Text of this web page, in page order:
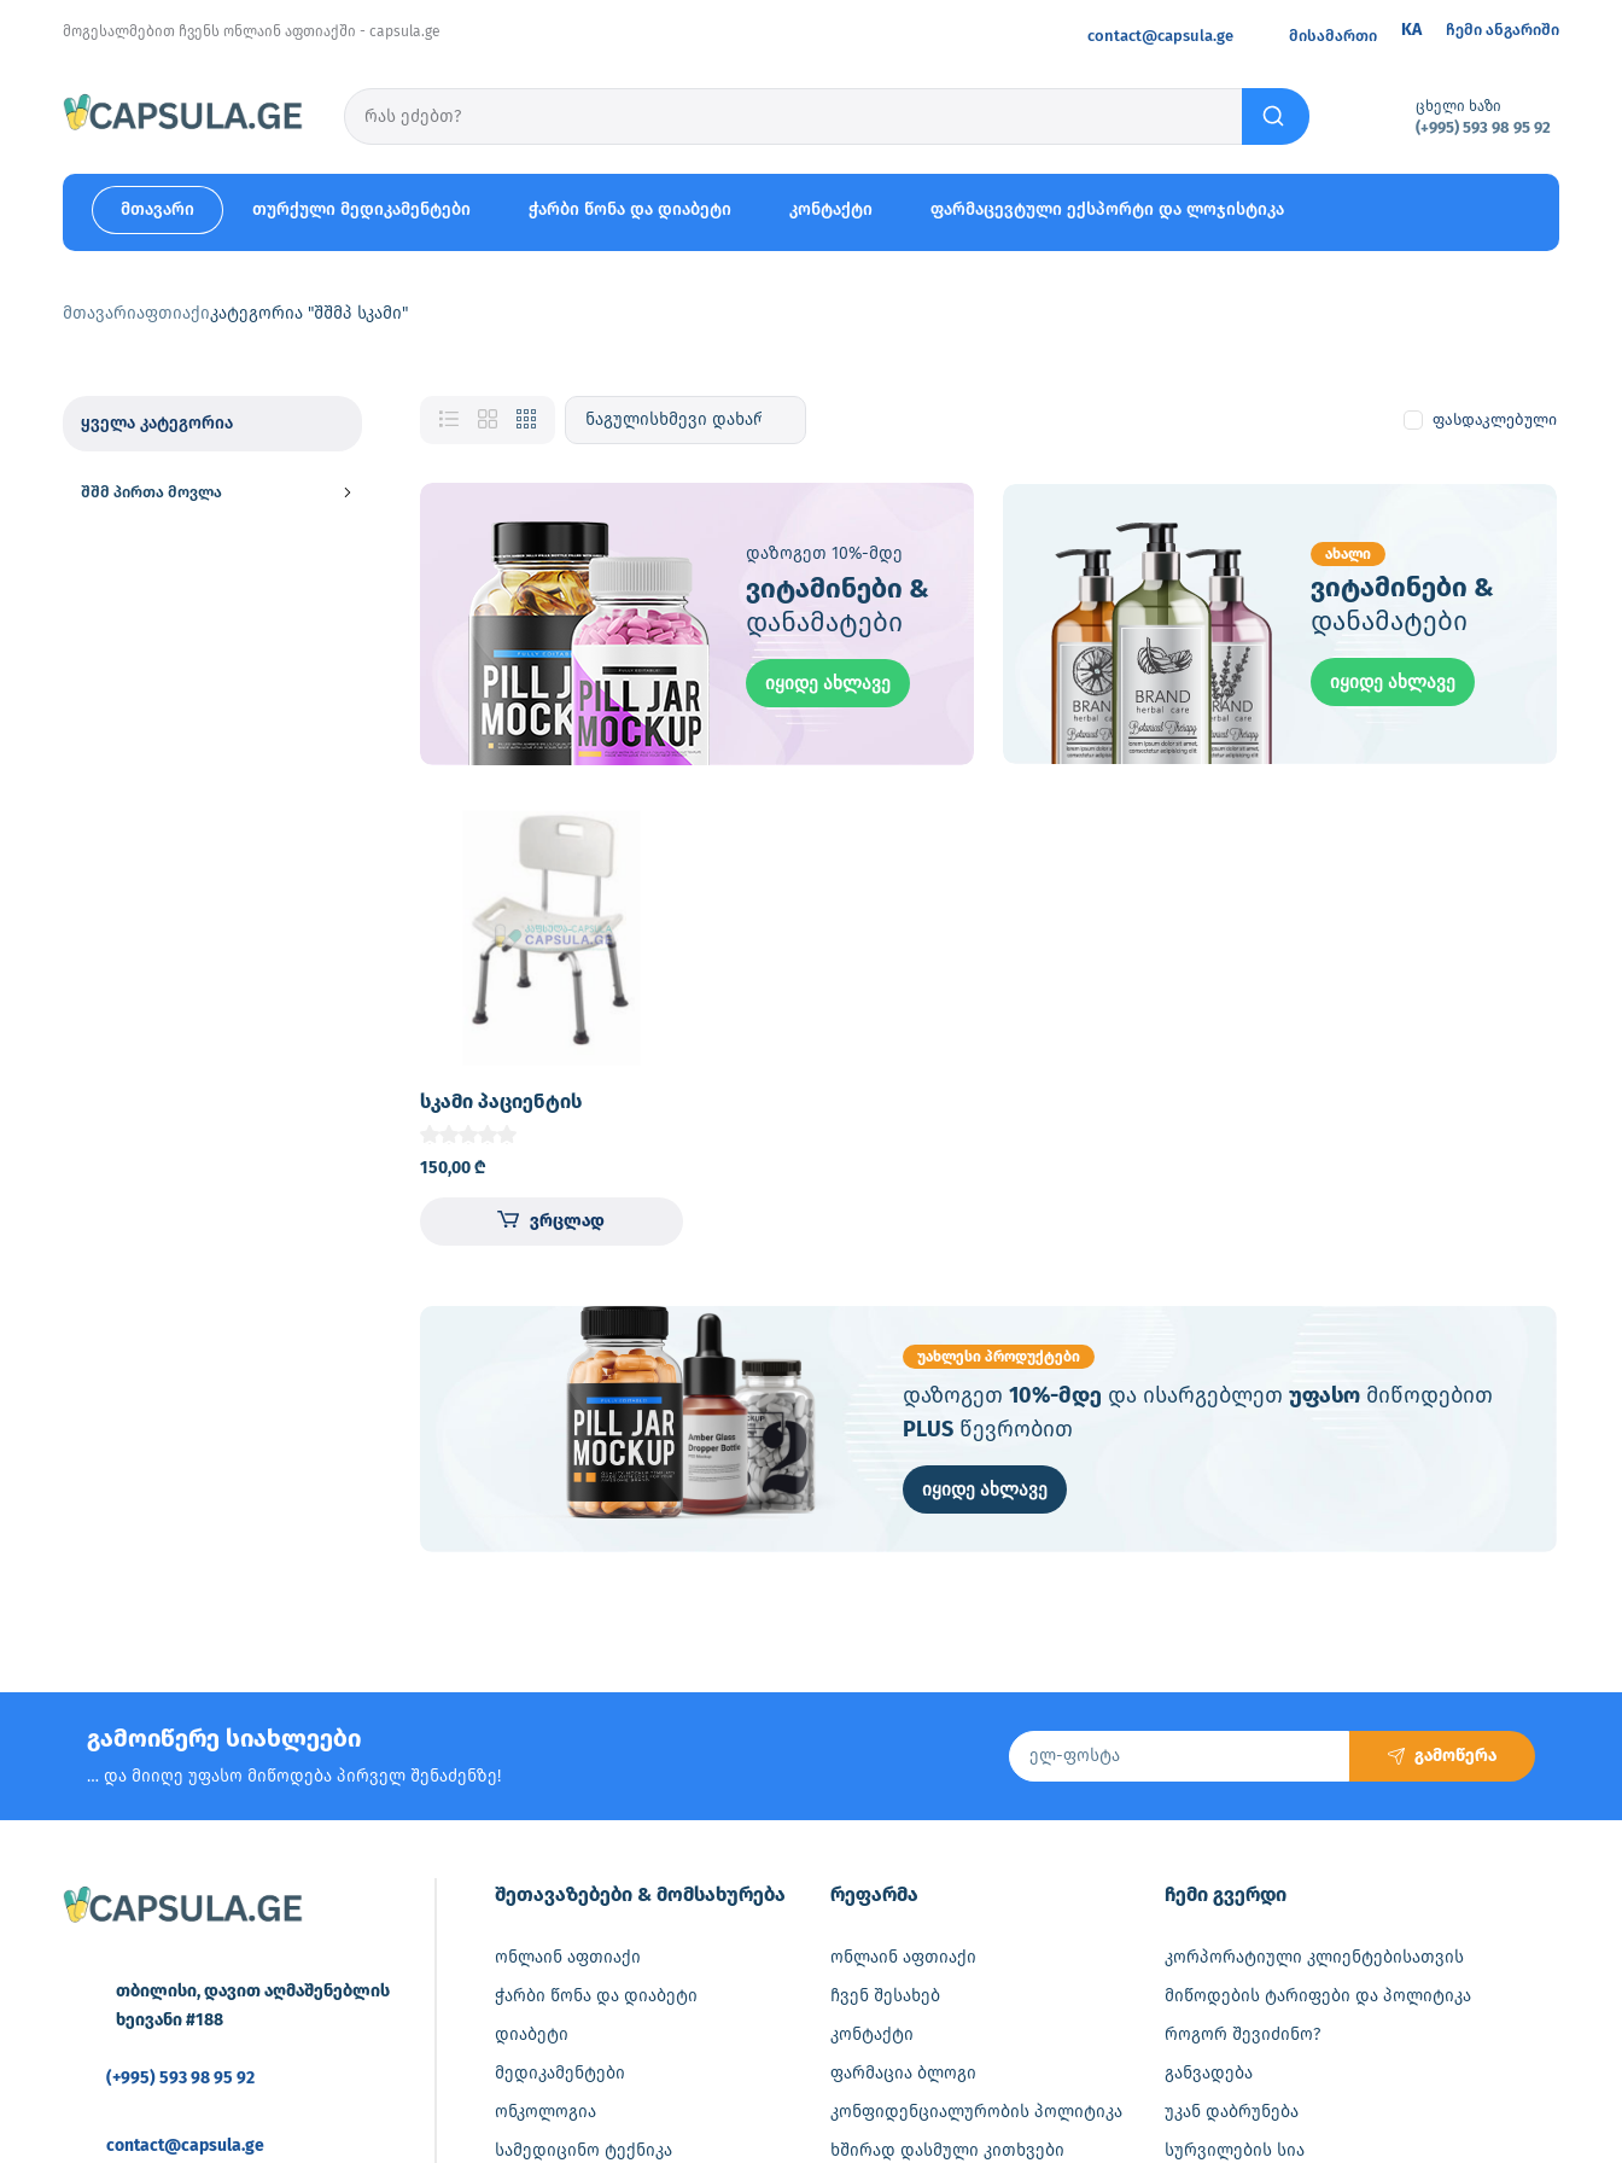
მოგესალმებით ჩვენს ონლაინ აფთიაქში - capsula.ge ჩემი ანგარიში
KA
მისამართი
contact@capsula.ge
ცხელი ხაზი
(+995) 593 98 95 92
მთავარი თურქული მედიკამენტები ჭარბი წონა და დიაბეტი კონტაქტი ფარმაცევტული ექსპორტი და ლოჯისტიკა
მთავარიაფთიაქიკატეგორია "შშმპ სკამი"
ყველა კატეგორია
შშმ პირთა მოვლა
ფასდაკლებული
დაზოგეთ 10%-მდე
ვიტამინები &
დანამატები
იყიდე ახლავე
ახალი
ვიტამინები &
დანამატები
იყიდე ახლავე
სკამი პაციენტის
150,00₾
ვრცლად
უახლესი პროდუქტები
დაზოგეთ 10%-მდე და ისარგებლეთ უფასო მიწოდებით
PLUS წევრობით
იყიდე ახლავე
გამოიწერე სიახლეები
… და მიიღე უფასო მიწოდება პირველ შენაძენზე!
გამოწერა
თბილისი, დავით აღმაშენებლის
ხეივანი #188
(+995) 593 98 95 92
contact@capsula.ge
შეთავაზებები & მომსახურება
ონლაინ აფთიაქი
ჭარბი წონა და დიაბეტი
დიაბეტი
მედიკამენტები
ონკოლოგია
სამედიცინო ტექნიკა
რეფარმა
ონლაინ აფთიაქი
ჩვენ შესახებ
კონტაქტი
ფარმაცია ბლოგი
კონფიდენციალურობის პოლიტიკა
ხშირად დასმული კითხვები
‎ჩემი გვერდი
კორპორატიული კლიენტებისათვის
მიწოდების ტარიფები და პოლიტიკა
როგორ შევიძინო?
განვადება
უკან დაბრუნება
სურვილების სია